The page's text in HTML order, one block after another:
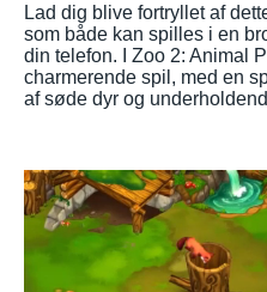
OFTE STILLEDE
Lad dig blive fortryllet af
som både kan spilles i en
din telefon. I Zoo 2: Animal
charmerende spil, med en
af søde dyr og